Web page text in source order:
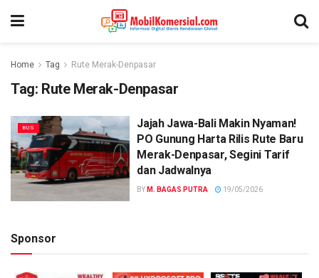
Home Tag Rute Merak-Denpasar
Tag: Rute Merak-Denpasar
BUS
Jajah Jawa-Bali Makin Nyaman!
PO Gunung Harta Rilis Rute Baru
Merak-Denpasar, Segini Tarif
dan Jadwalnya
BY M. BAGAS PUTRA 19/05/2026
Sponsor